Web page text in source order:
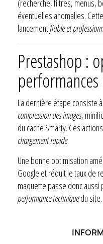
(recherche, filtres, menus,
éventuelles anomalies.
lancementfiable et
Prestashop :
La dernière étape consiste
compression des images,
du cache Smarty. Ces
chargement rapide.
Une bonne optimisation
Google et réduit le taux de
maquette passe donc
performance techniquedu site.